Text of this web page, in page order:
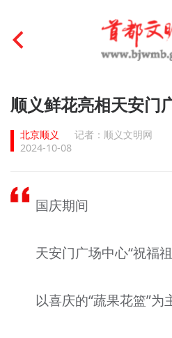
首页
文明创建
文明培育
榜样人物
身边好人
顺义鲜花亮相天安门
北京顺义
记者：顺义文明网
2024-10-08
国庆期间
天安门广场中心“祝福
以喜庆的“蔬果花篮”为